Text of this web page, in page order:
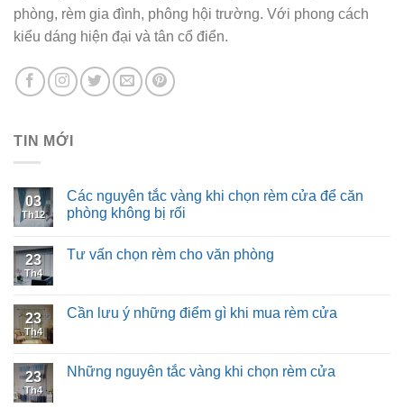
phòng, rèm gia đình, phông hội trường. Với phong cách
kiểu dáng hiện đại và tân cổ điển.
TIN MỚI
03
Th12
Các nguyên tắc vàng khi chọn rèm cửa để căn
phòng không bị rối
23
Th4
Tư vấn chọn rèm cho văn phòng
23
Th4
Cần lưu ý những điểm gì khi mua rèm cửa
23
Th4
Những nguyên tắc vàng khi chọn rèm cửa